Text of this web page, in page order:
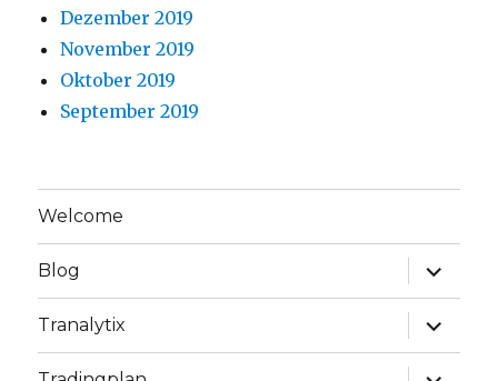
Dezember 2019
November 2019
Oktober 2019
September 2019
Welcome
Blog
Tranalytix